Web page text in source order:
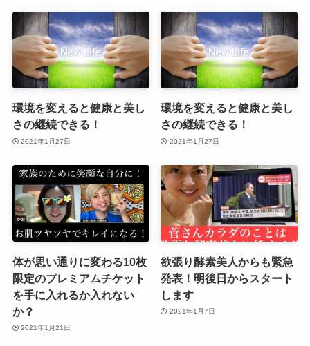
環境を変えると健康と美し
さの継続できる！
2021年1月27日
環境を変えると健康と美し
さの継続できる！
2021年1月27日
体が思い通りに変わる10枚
限定のプレミアムチケット
を手に入れるか入れない
か？
2021年1月21日
欲張り酵素美人からも緊急
発表！明後日からスタート
します
2021年1月7日